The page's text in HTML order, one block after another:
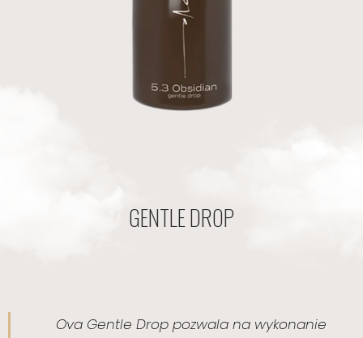
GENTLE DROP
Ova Gentle Drop pozwala na wykonanie